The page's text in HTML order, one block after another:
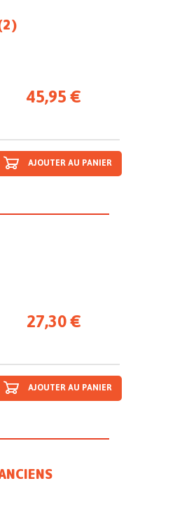
45,95 €
AJOUTER AU PANIER
27,30 €
AJOUTER AU PANIER